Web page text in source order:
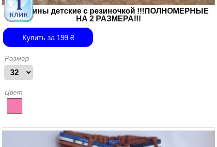
Мокасины детские с резиночкой !!!ПОЛНОМЕРНЫЕ
НА 2 РАЗМЕРА!!!
Купить за 199₴
Размер
Цвет